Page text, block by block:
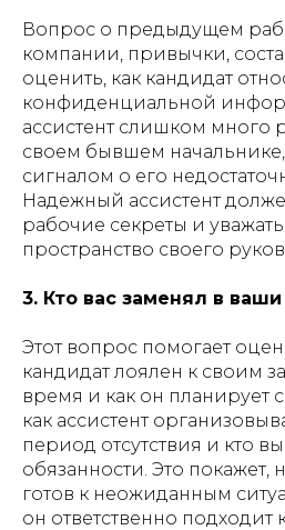
Вопрос о предыдущем
компании, привычки,
оценить, как кандидат
конфиденциальной
ассистент слишком много
своем бывшем
сигналом о его
Надежный ассистент
рабочие секреты и
пространство своего
3. Кто вас заменял в
Этот вопрос помогает
кандидат лоялен к своим
время и как он планирует
как ассистент
период отсутствия и кто
обязанности. Это покажет,
готов к неожиданным
он ответственно подходит